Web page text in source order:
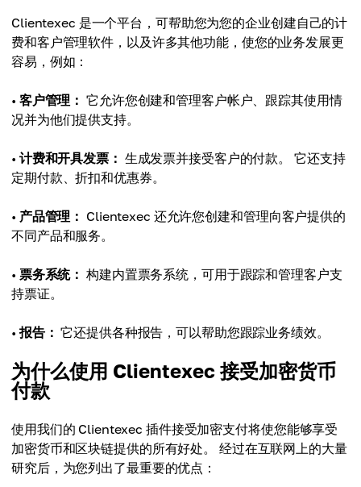
Clientexec 是一个平台，可帮助您为您的企业创建自己的计
费和客户管理软件，以及许多其他功能，使您的业务发展更
容易，例如：
• 客户管理： 它允许您创建和管理客户帐户、跟踪其使用情
况并为他们提供支持。
• 计费和开具发票： 生成发票并接受客户的付款。 它还支持
定期付款、折扣和优惠券。
• 产品管理： Clientexec 还允许您创建和管理向客户提供的
不同产品和服务。
• 票务系统： 构建内置票务系统，可用于跟踪和管理客户支
持票证。
• 报告： 它还提供各种报告，可以帮助您跟踪业务绩效。
为什么使用 Clientexec 接受加密货币
付款
使用我们的 Clientexec 插件接受加密支付将使您能够享受
加密货币和区块链提供的所有好处。 经过在互联网上的大量
研究后，为您列出了最重要的优点：